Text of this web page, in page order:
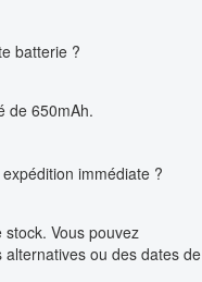
batterie ?
de 650mAh.
immédiate ?
Vous pouvez
ou des dates de